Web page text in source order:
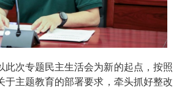
此次专题民主生活会为新的起点，按照
于主题教育的部署要求，牵头抓好整改